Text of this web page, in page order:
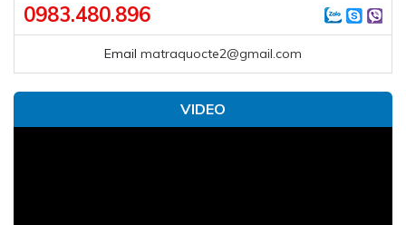
0983.480.896
Email matraquocte2@gmail.com
VIDEO